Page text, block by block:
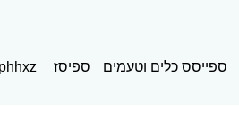
ספייסס כלים וטעמים ספיסז